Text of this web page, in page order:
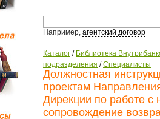
Например, агентский договор
Каталог / Библиотека
подразделения /Специалисты
Должностная
проектам
Дирекции по работе с
сопровождение